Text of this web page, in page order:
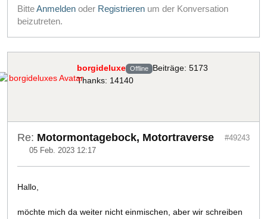
BitteAnmelden oder Registrieren um der Konversation
beizutreten.
borgideluxe Offline Beiträge: 5173
Thanks: 14140
Re: Motormontagebock, Motortraverse
05 Feb. 2023 12:17
#49243
Hallo,
möchte mich da weiter nicht einmischen, aber wir schreiben